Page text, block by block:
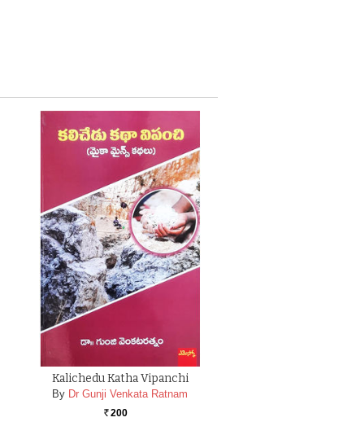
Kalichedu Katha Vipanchi
By Dr Gunji Venkata Ratnam
Rs. 200